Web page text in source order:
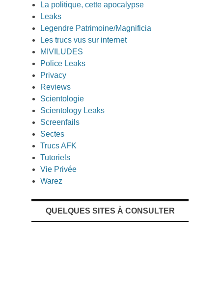
La politique, cette apocalypse
Leaks
Legendre Patrimoine/Magnificia
Les trucs vus sur internet
MIVILUDES
Police Leaks
Privacy
Reviews
Scientologie
Scientology Leaks
Screenfails
Sectes
Trucs AFK
Tutoriels
Vie Privée
Warez
QUELQUES SITES À CONSULTER